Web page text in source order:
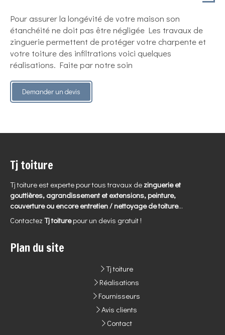
Pour assurer la longévité de votre maison son
étanchéité ne doit pas être négligée Les travaux de
zinguerie permettent de protéger votre charpente et
votre toiture des infiltrations voici quelques
réalisations. Faite par notre soin
Demander un devis
Tj toiture
Tj toiture est experte pour tous travaux de zinguerie et
gouttières, agrandissement et extensions, peinture,
couverture ou encore entretien / nettoyage de toiture...
Contactez Tj toiturepour un devis gratuit !
Plan du site
Tj toiture
Réalisations
Fournisseurs
Avis clients
Contact